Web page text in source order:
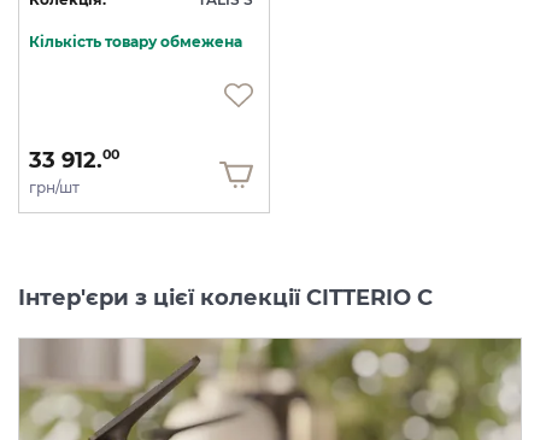
Кількість товару обмежена
33 912.00
грн/шт
Інтер'єри з цієї колекції CITTERIO C